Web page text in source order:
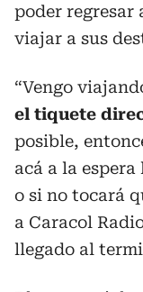
poder regresar
viajar a sus
“Vengo
el tiquete
posible,
acá a la
o si no tocará
a Caracol
llegado al